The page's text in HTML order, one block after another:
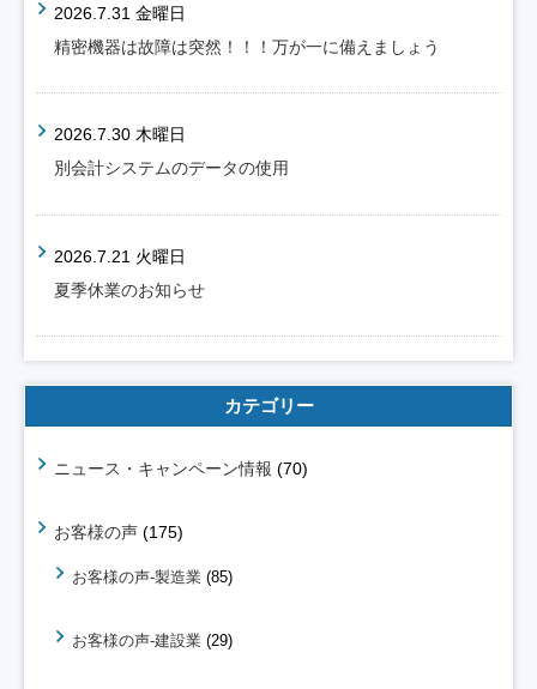
2026.7.31 金曜日
精密機器は故障は突然！！！万が一に備えましょう
2026.7.30 木曜日
別会計システムのデータの使用
2026.7.21 火曜日
夏季休業のお知らせ
カテゴリー
ニュース・キャンペーン情報 (70)
お客様の声 (175)
お客様の声-製造業 (85)
お客様の声-建設業 (29)